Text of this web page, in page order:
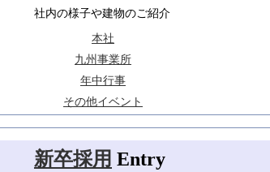
]NTS内定者通信バックナンバーを更新しました
2025/7/23
)インターシップ参加受付を7/31(木)まで延長しました
2025/7/9
]NTS内定者通信バックナンバーを更新しました
（※内定者向けコンテンツ）
社内の様子や建物のご紹介
本社
九州事業所
年中行事
その他イベント
新卒採用 Entry